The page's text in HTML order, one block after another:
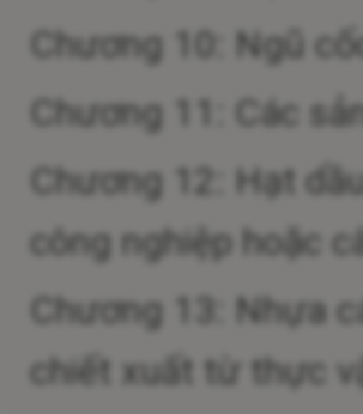
Chương 10: Ngũ
Chương 11: Các
Chương 12: Hạt
công nghiệp hoặc
Chương 13: Nhựa
chiết xuất từ thực